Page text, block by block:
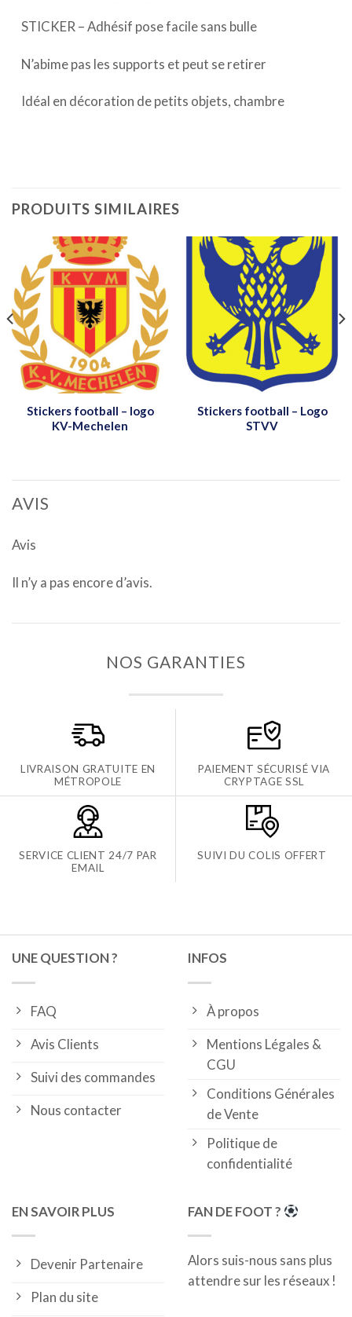
STICKER – Adhésif pose facile sans bulle
N’abime pas les supports et peut se retirer
Idéal en décoration de petits objets, chambre
PRODUITS SIMILAIRES
Stickers football – logo
KV-Mechelen
Stickers football – Logo
STVV
AVIS
Avis
Il n’y a pas encore d’avis.
NOS GARANTIES
LIVRAISON GRATUITE EN
MÉTROPOLE
PAIEMENT SÉCURISÉ VIA
CRYPTAGE SSL
SERVICE CLIENT 24/7 PAR
EMAIL
SUIVI DU COLIS OFFERT
UNE QUESTION ?
FAQ
Avis Clients
Suivi des commandes
Nous contacter
INFOS
À propos
Mentions Légales &
CGU
Conditions Générales
de Vente
Politique de
confidentialité
EN SAVOIR PLUS
Devenir Partenaire
Plan du site
FAN DE FOOT ?
Alors suis-nous sans plus
attendre sur les réseaux !